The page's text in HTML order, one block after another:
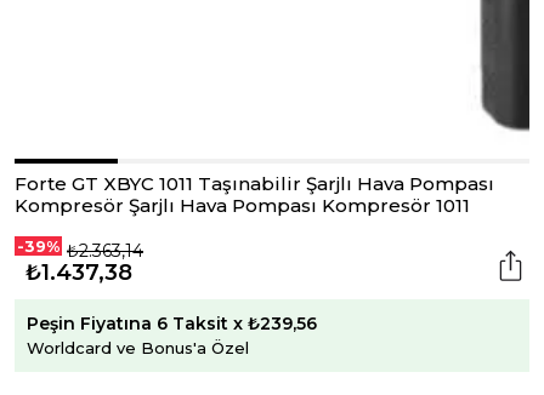
Forte GT XBYC 1011 Taşınabilir Şarjlı Hava Pompası
Kompresör Şarjlı Hava Pompası Kompresör 1011
-39% ₺2.363,14
₺1.437,38
Peşin Fiyatına 6 Taksit x ₺239,56
Worldcard ve Bonus'a Özel